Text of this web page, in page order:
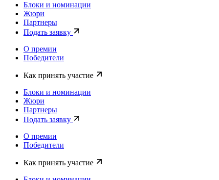
Блоки и номинации
Жюри
Партнеры
Подать заявку
О премии
Победители
Как принять участие
Блоки и номинации
Жюри
Партнеры
Подать заявку
О премии
Победители
Как принять участие